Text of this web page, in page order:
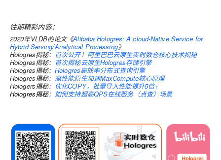
往期精彩内容：
2020年VLDB的论文《Alibaba Hologres: A cloud-Native Service for
Hybrid Serving/Analytical Processing》
Hologres揭秘： 首次公开！阿里巴巴云原生实时数仓核心技术揭秘
Hologres揭秘： 首次揭秘云原生Hologres存储引擎
Hologres揭秘：Hologres高效率分布式查询引擎
Hologres揭秘： 高性能原生加速MaxCompute核心原理
Hologers揭秘： 优化COPY，批量导入性能提升5倍+
Hologres揭秘： 如何支持超高QPS在线服务（点查）场景